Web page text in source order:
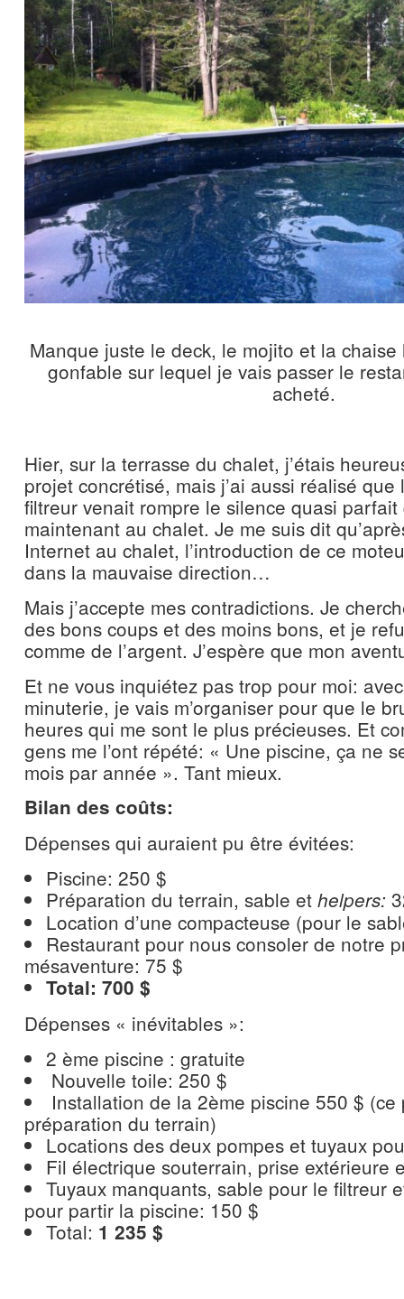
Manque juste le deck, le mojito et la
gonfable sur lequel je vais passer le
acheté.
Hier, sur la terrasse du chalet, j’étais
projet concrétisé, mais j’ai aussi réalisé
filtreur venait rompre le silence quasi parfait
maintenant au chalet. Je me suis dit
Internet au chalet, l’introduction de ce
dans la mauvaise direction…
Mais j’accepte mes contradictions. Je
des bons coups et des moins bons, et je
comme de l’argent. J’espère que mon
Et ne vous inquiétez pas trop pour moi:
minuterie, je vais m’organiser pour que le
heures qui me sont le plus précieuses. Et
gens me l’ont répété: « Une piscine, ça ne
mois par année ». Tant mieux.
Bilan des coûts:
Dépenses qui auraient pu être évitées:
Piscine: 250 $
Préparation du terrain, sable et helpers:
Location d’une compacteuse (pour le
Restaurant pour nous consoler de notre
mésaventure: 75 $
Total: 700 $
Dépenses « inévitables »:
2 ème piscine : gratuite
Nouvelle toile: 250 $
Installation de la 2ème piscine 550 $ (ce
préparation du terrain)
Locations des deux pompes et tuyaux
Fil électrique souterrain, prise extérieure
Tuyaux manquants, sable pour le filtreur
pour partir la piscine: 150 $
Total: 1 235 $